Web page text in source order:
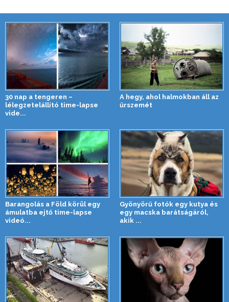
30 nap a tengeren –
lélegzetelállító time-lapse
vide...
A hegy, ahol halmokban áll az
űrszemét
Barangolás a Föld körül egy
ámulatba ejtő time-lapse
videó...
Gyönyörű fotók egy kutya és
egy macska barátságáról,
akik ...